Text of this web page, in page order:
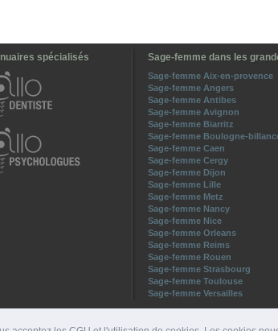
spécialisés Sage-femme dans les
Sage-femme Aix-en-provence
Sage-femme Angers
Sage-femme Antibes
Sage-femme Avignon
Sage-femme Biarritz
Sage-femme Boulogne-
Sage-femme Caen
Sage-femme Cergy
Sage-femme Dijon
Sage-femme Lille
Sage-femme Metz
Sage-femme Nancy
Sage-femme Nice
Sage-femme Orleans
Sage-femme Reims
Sage-femme Rouen
Sage-femme Strasbourg
Sage-femme Toulouse
Sage-femme Versailles